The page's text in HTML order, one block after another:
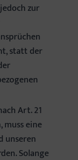
zur
statt der
Art. 21
muss eine
unseren
Solange